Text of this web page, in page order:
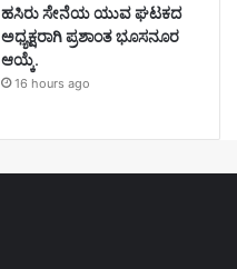
ಹಸಿರು ಸೇನೆಯ ಯುವ ಘಟಕದ
ಅಧ್ಯಕ್ಷರಾಗಿ ಪ್ರಶಾಂತ ಭೂಸನೂರ
ಆಯ್ಕೆ.
16 hours ago